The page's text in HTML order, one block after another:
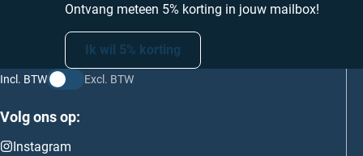
Ontvang meteen 5% korting in jouw mailbox!
Ik wil 5% korting
Incl. BTW Excl. BTW
Volg ons op:
Instagram